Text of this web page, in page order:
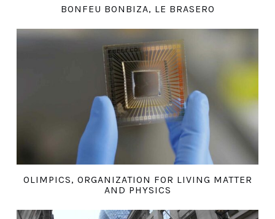
BONFEU BONBIZA, LE BRASERO
OLIMPICS, ORGANIZATION FOR LIVING MATTER
AND PHYSICS